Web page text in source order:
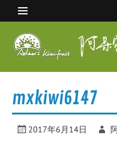
content
mxkiwi6147
2017年6月14日